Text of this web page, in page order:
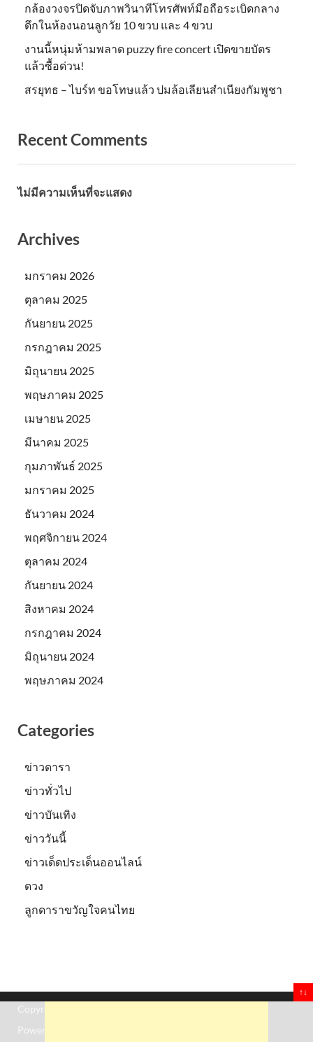
กล้องวงจรปิดจับภาพวินาทีโทรศัพท์มือถือระเบิดกลาง
ดึกในห้องนอนลูกวัย 10 ขวบ และ 4 ขวบ
งานนี้หนุ่มห้ามพลาด puzzy fire concert เปิดขายบัตร
แล้วซื้อด่วน!
สรยุทธ – ไบร์ท ขอโทษแล้ว ปมล้อเลียนสำเนียงกัมพูชา
Recent Comments
ไม่มีความเห็นที่จะแสดง
Archives
มกราคม 2026
ตุลาคม 2025
กันยายน 2025
กรกฎาคม 2025
มิถุนายน 2025
พฤษภาคม 2025
เมษายน 2025
มีนาคม 2025
กุมภาพันธ์ 2025
มกราคม 2025
ธันวาคม 2024
พฤศจิกายน 2024
ตุลาคม 2024
กันยายน 2024
สิงหาคม 2024
กรกฎาคม 2024
มิถุนายน 2024
พฤษภาคม 2024
Categories
ข่าวดารา
ข่าวทั่วไป
ข่าวบันเทิง
ข่าววันนี้
ข่าวเด็ดประเด็นออนไลน์
ดวง
ลูกดาราขวัญใจคนไทย
Copyright © 2026
Powered by
↑↓